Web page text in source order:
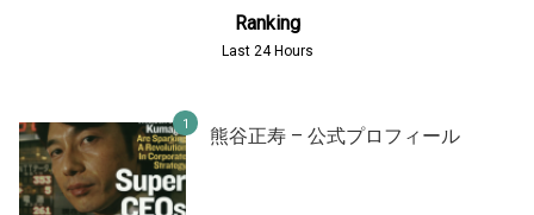
Ranking
Last 24 Hours
熊谷正寿 – 公式プロフィール